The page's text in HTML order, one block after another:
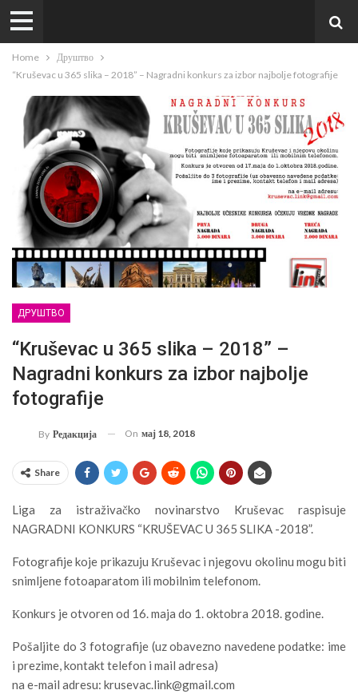
Home
Друштво
“Kruševac u 365 slika – 2018” – Nagradni konkurs za izbor najbolje fotografije
ДРУШТВО
“Kruševac u 365 slika – 2018” –
Nagradni konkurs za izbor najbolje
fotografije
By Редакција On мај 18, 2018
Share
Liga za istraživačko novinarstvo Kruševac raspisuje
NAGRADNI KONKURS “KRUŠEVAC U 365 SLIKA -2018”.
Fotografije koje prikazuju Кruševac i njegovu okolinu mogu biti
snimljene fotoaparatom ili mobilnim telefonom.
Кonkurs je otvoren od 16. maja do 1. oktobra 2018. godine.
Pošaljite do 3 fotografije (uz obavezno navedene podatke: ime
i prezime, kontakt telefon i mail adresa)
na e-mail adresu: krusevac.link@gmail.com